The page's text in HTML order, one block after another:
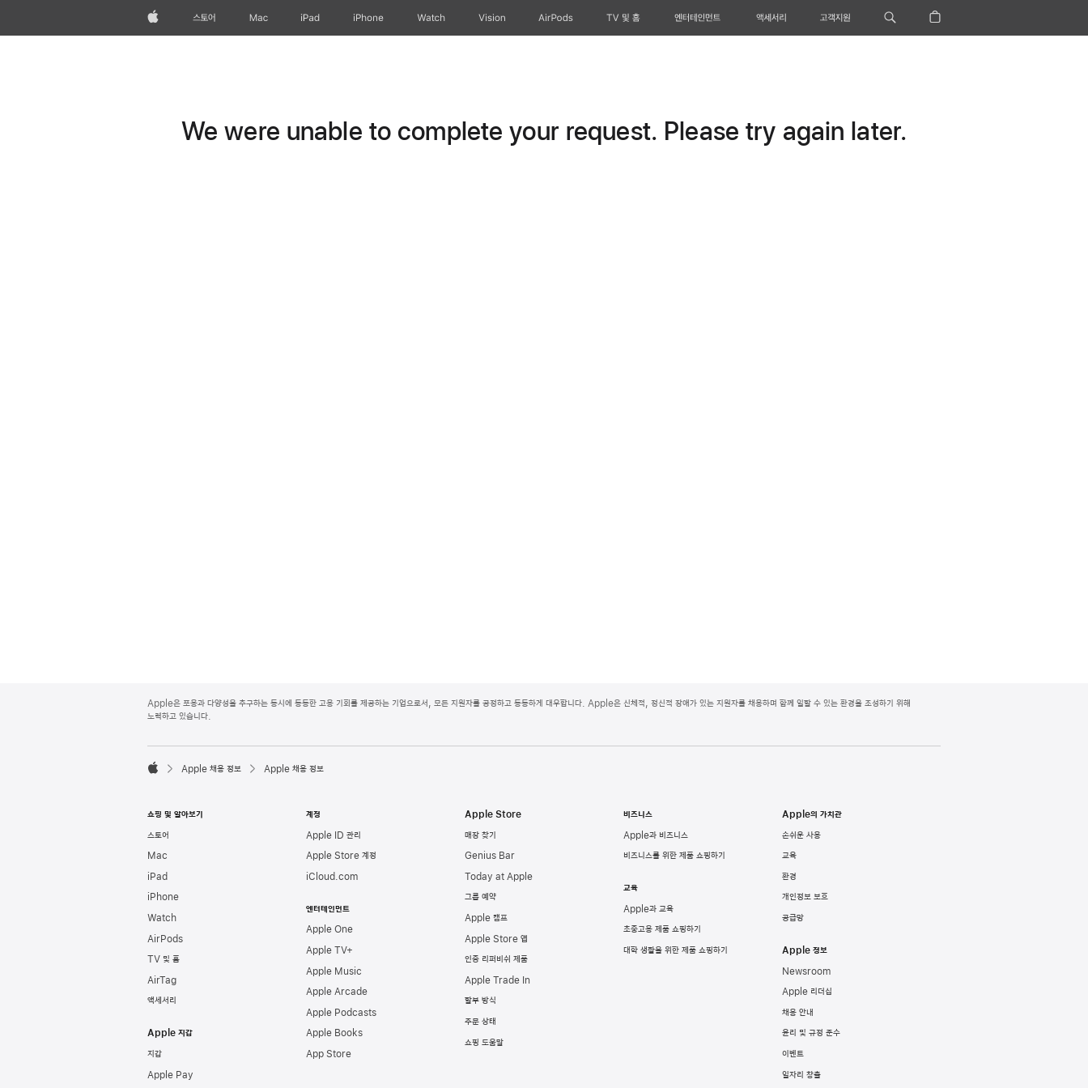
Apple스토어 Mac iPad iPhone Watch Vision AirPods TV 및 홈 엔터테인먼트 액세서리 고객지원
We were unable to complete your request. Please try again later.
p
p
o
r
Apple은 포용과 다양성을 추구하는 동시에 동등한 고용 기회를 제공하는 기업으로서, 모든 지원자를 공정하고 동등하게 대우합니다. Apple은 신체적, 정신적 장애가 있는 지원자를 채용하며 함께 일할 수 있는 환경을 조성하기 위해
노력하고 있습니다.

l
e
Apple 채용 정보 Apple 채용 정보
쇼핑 및 알아보기
스토어
Mac
iPad
iPhone
Watch
AirPods
TV 및 홈
AirTag
액세서리
Apple 지갑
지갑
Apple Pay
계정
Apple ID 관리
Apple Store 계정
iCloud.com
엔터테인먼트
Apple One
Apple TV+
Apple Music
Apple Arcade
Apple Podcasts
Apple Books
App Store
Apple Store
매장 찾기
Genius Bar
Today at Apple
그룹 예약
Apple 캠프
Apple Store 앱
인증 리퍼비쉬 제품
Apple Trade In
할부 방식
주문 상태
쇼핑 도움말
비즈니스
Apple과 비즈니스
비즈니스를 위한 제품 쇼핑하기
교육
Apple과 교육
초중고용 제품 쇼핑하기
대학 생활을 위한 제품 쇼핑하기
Apple의 가치관
손쉬운 사용
교육
환경
개인정보 보호
공급망
Apple 정보
Newsroom
Apple 리더십
채용 안내
윤리 및 규정 준수
이벤트
일자리 창출